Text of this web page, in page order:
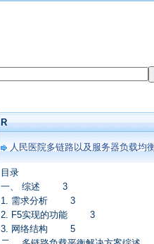
R
人民医院多链路以及服务器负载均
目录
一、 综述 3
1. 需求分析 3
2. F5实现的功能 3
3. 网络结构 5